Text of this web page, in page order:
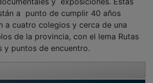
a punto de cumplir 40 años
a cuatro colegios y cerca de una
de la provincia, con el lema Rutas
y puntos de encuentro.